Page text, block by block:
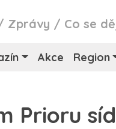
Zprávy / Co se
Akce Region
Prioru